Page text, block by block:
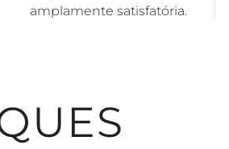
amplamente satisfatória.